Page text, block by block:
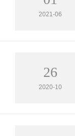
2021-06
26
2020-10